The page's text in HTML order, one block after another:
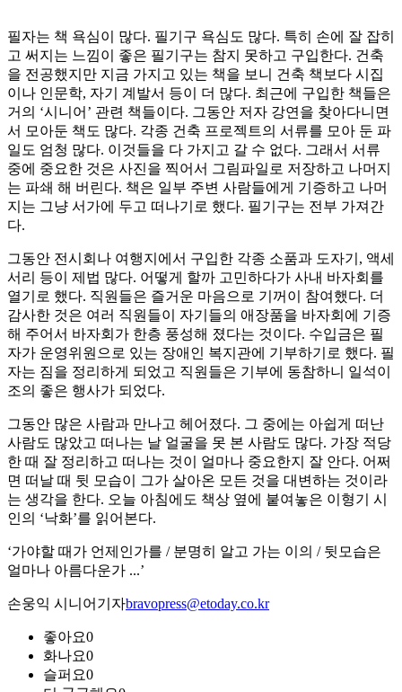
필자는 책 욕심이 많다. 필기구 욕심도 많다. 특히 손에 잘 잡히
고 써지는 느낌이 좋은 필기구는 참지 못하고 구입한다. 건축
을 전공했지만 지금 가지고 있는 책을 보니 건축 책보다 시집
이나 인문학, 자기 계발서 등이 더 많다. 최근에 구입한 책들은
거의 ‘시니어’ 관련 책들이다. 그동안 저자 강연을 찾아다니면
서 모아둔 책도 많다. 각종 건축 프로젝트의 서류를 모아 둔 파
일도 엄청 많다. 이것들을 다 가지고 갈 수 없다. 그래서 서류
중에 중요한 것은 사진을 찍어서 그림파일로 저장하고 나머지
는 파쇄 해 버린다. 책은 일부 주변 사람들에게 기증하고 나머
지는 그냥 서가에 두고 떠나기로 했다. 필기구는 전부 가져간
다.
그동안 전시회나 여행지에서 구입한 각종 소품과 도자기, 액세
서리 등이 제법 많다. 어떻게 할까 고민하다가 사내 바자회를
열기로 했다. 직원들은 즐거운 마음으로 기꺼이 참여했다. 더
감사한 것은 여러 직원들이 자기들의 애장품을 바자회에 기증
해 주어서 바자회가 한층 풍성해 졌다는 것이다. 수입금은 필
자가 운영위원으로 있는 장애인 복지관에 기부하기로 했다. 필
자는 짐을 정리하게 되었고 직원들은 기부에 동참하니 일석이
조의 좋은 행사가 되었다.
그동안 많은 사람과 만나고 헤어졌다. 그 중에는 아쉽게 떠난
사람도 많았고 떠나는 날 얼굴을 못 본 사람도 많다. 가장 적당
한 때 잘 정리하고 떠나는 것이 얼마나 중요한지 잘 안다. 어쩌
면 떠날 때 뒷 모습이 그가 살아온 모든 것을 대변하는 것이라
는 생각을 한다. 오늘 아침에도 책상 옆에 붙여놓은 이형기 시
인의 ‘낙화’를 읽어본다.
‘가야할 때가 언제인가를 / 분명히 알고 가는 이의 / 뒷모습은
얼마나 아름다운가 ...’
손웅익 시니어기자bravopress@etoday.co.kr
좋아요0
화나요0
슬퍼요0